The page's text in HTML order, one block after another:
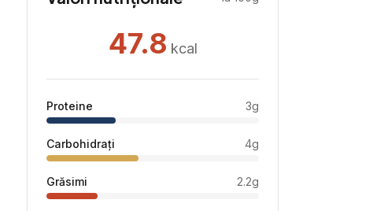
47.8 kcal
Proteine 3g
Carbohidrați 4g
Grăsimi 2.2g